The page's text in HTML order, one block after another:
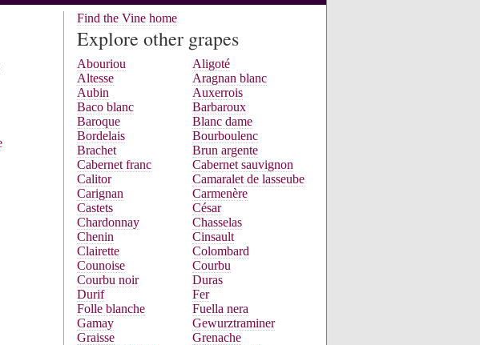
Find the Vine home
Explore other grapes
Abouriou
Aligoté
Altesse
Aragnan blanc
Aubin
Auxerrois
Baco blanc
Barbaroux
Baroque
Blanc dame
Bordelais
Bourboulenc
Brachet
Brun argente
Cabernet franc
Cabernet sauvignon
Calitor
Camaralet de lasseube
Carignan
Carmenère
Castets
César
Chardonnay
Chasselas
Chenin
Cinsault
Clairette
Colombard
Counoise
Courbu
Courbu noir
Duras
Durif
Fer
Folle blanche
Fuella nera
Gamay
Gewurztraminer
Graisse
Grenache